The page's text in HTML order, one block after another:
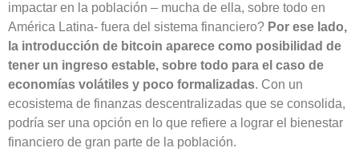
impactar en la población – mucha de ella, sobre todo en
América Latina- fuera del sistema financiero? Por ese lado,
la introducción de bitcoin aparece como posibilidad de
tener un ingreso estable, sobre todo para el caso de
economías volátiles y poco formalizadas. Con un
ecosistema de finanzas descentralizadas que se consolida,
podría ser una opción en lo que refiere a lograr el bienestar
financiero de gran parte de la población.